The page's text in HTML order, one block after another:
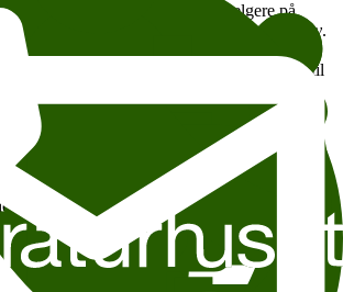
store fortellere og har flere bestselgere på
En bønn for Owen Meany.
sine rause portretter av mennesker som er
begjær og merkelige skjebner. Kjærligheten til
ord, er også sentralt i alle hans bøker.
rusler det stort sett alltid også rundt en
og det har blitt mange groteske dødsfall,
kompliserte seksuelle relasjoner og svette
i 1968. Nå er han ute med sin trettende
har fått tittelen
I en og samme person. Her er
Billy Abbott som står i sentrum for